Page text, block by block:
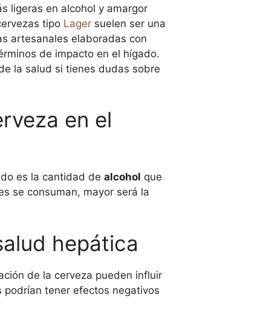
ligeras en alcohol y amargor
tipo Lager suelen ser una
artesanales elaboradas con
de impacto en el hígado.
la salud si tienes dudas sobre
en el
es la cantidad de alcohol que
se consuman, mayor será la
hepática
de la cerveza pueden influir
podrían tener efectos negativos